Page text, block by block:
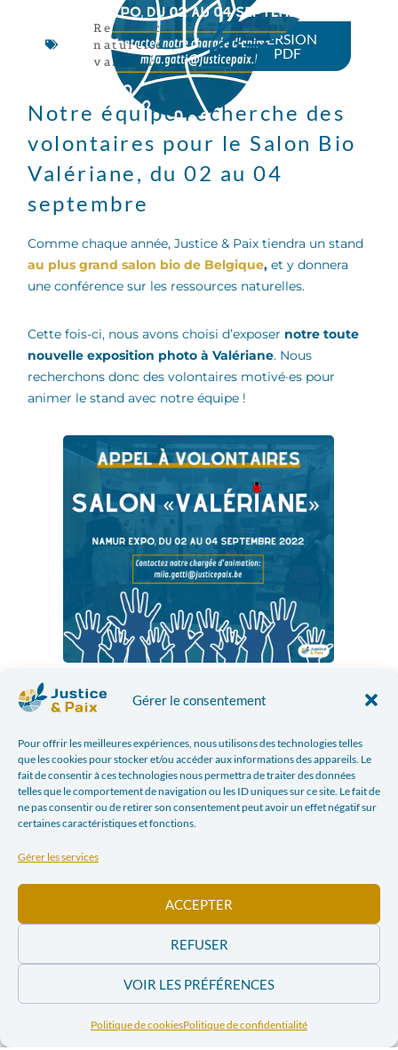
Gérer le consentement
Pour offrir les meilleures expériences, nous utilisons des technologies telles
que les cookies pour stocker et/ou accéder aux informations des appareils. Le
fait de consentir à ces technologies nous permettra de traiter des données
telles que le comportement de navigation ou les ID uniques sur ce site. Le fait de
ne pas consentir ou de retirer son consentement peut avoir un effet négatif sur
certaines caractéristiques et fonctions.
Gérer les services
ACCEPTER
REFUSER
VOIR LES PRÉFÉRENCES
Politique de cookiesPolitique de confidentialité
Ressources
naturelles,
valériane
VERSION
PDF
Notre équipe recherche des
volontaires pour le Salon Bio
Valériane, du 02 au 04
septembre
Comme chaque année, Justice & Paix tiendra un stand
au plus grand salon bio de Belgique, et y donnera
une conférence sur les ressources naturelles.
Cette fois-ci, nous avons choisi d’exposer notre toute
nouvelle exposition photo à Valériane. Nous
recherchons donc des volontaires motivé·es pour
animer le stand avec notre équipe !
Comment ça se passe
concrètement?
L’animation du stand se fait encollaboration avec des
membres de l’équipe de Justice & Paixprésent·es
sur place. Il s’agit d’un shift de 3h à 4h, le jour souhaité
par le ou la volontaire.
photo affichée sur le stand.
Intéressé·e par ce projet?
Écrivez dès maintenant à Mila Gatti, notre chargée